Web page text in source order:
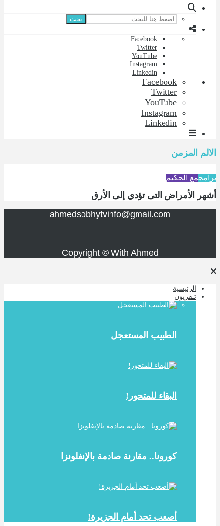
بحث
Facebook
Twitter
YouTube
Instagram
Linkedin
Facebook
Twitter
YouTube
Instagram
Linkedin
الالم المزمن
برامجمع الحكيم
أشهر الأمراض التى تؤدي إلى الأرق
ahmedsobhytvinfo@gmail.com
Copyright © With Ahmed
الرئيسية
تلفزيون
الطبيب المستعجل
البقاء للمتحور!
كورونا.. مقارنة صادمة بالإنفلونزا
أصعب تحد أمام الجزيرة!